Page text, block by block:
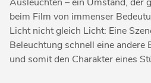
beim Film von immenser
Licht nicht gleich Licht: Eine
Beleuchtung schnell eine andere
und somit den Charakter eines